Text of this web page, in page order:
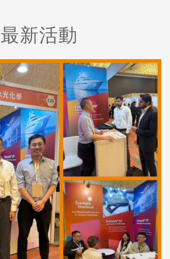
最新活動